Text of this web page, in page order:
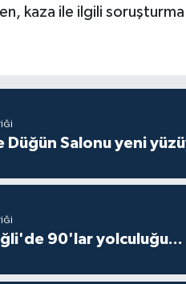
kaza ile ilgili
Düğün Salonu yeni
90'lar yolculuğu...